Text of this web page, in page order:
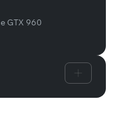
GTX 960